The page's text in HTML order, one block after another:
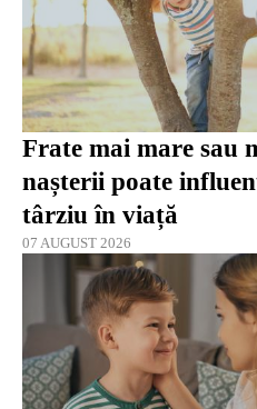
Frate mai mare sau
nașterii poate
târziu în viață
07 AUGUST 2026